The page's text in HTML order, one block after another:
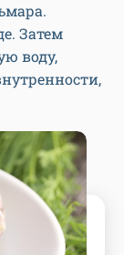
Затем
воду,